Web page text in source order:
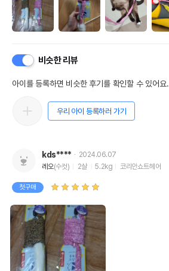
비슷한 리뷰
아이를 등록하면 비슷한 후기를 확인할 수 있어요.
우리 아이 등록하러 가기
kds****
2024.06.07
레오(수컷) 2살 5.2kg 코리안쇼트헤어
첫구매